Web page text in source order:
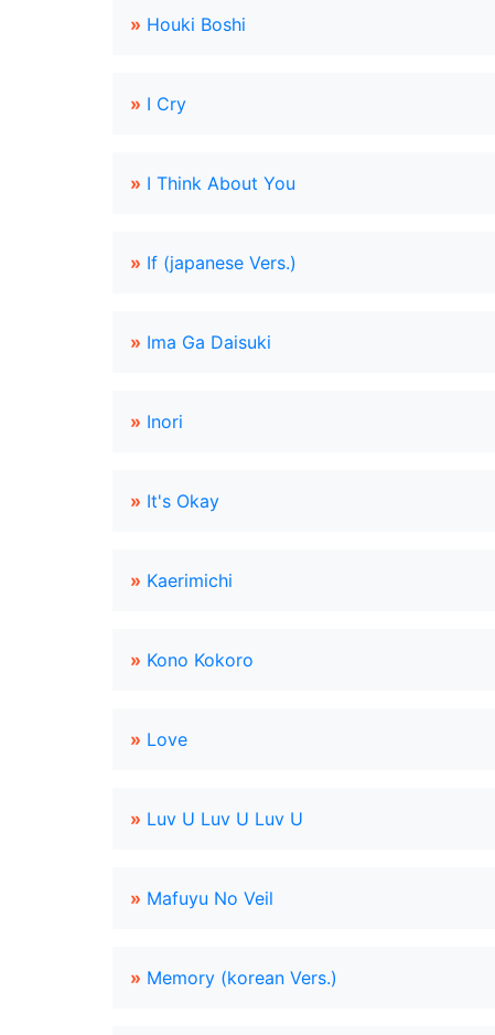
» Houki Boshi
» I Cry
» I Think About You
» If (japanese Vers.)
» Ima Ga Daisuki
» Inori
» It's Okay
» Kaerimichi
» Kono Kokoro
» Love
» Luv U Luv U Luv U
» Mafuyu No Veil
» Memory (korean Vers.)